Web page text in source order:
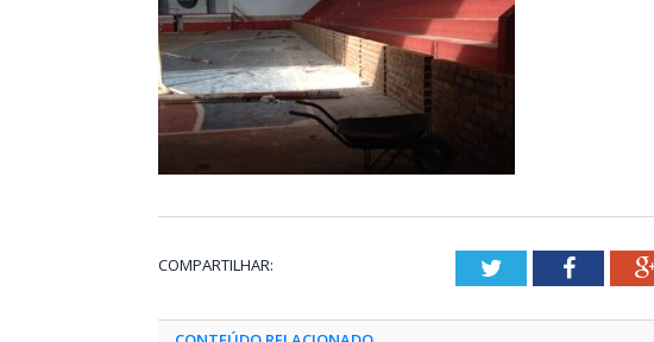
COMPARTILHAR: Twitter